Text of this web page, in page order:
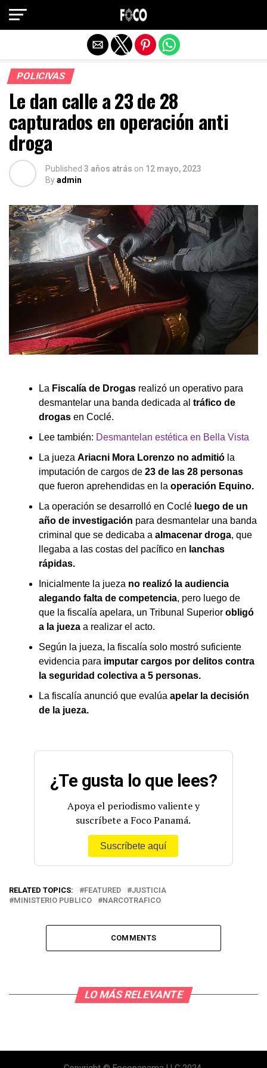
POLICIVAS
Le dan calle a 23 de 28
capturados en operación anti
droga
Published 3 años atrás on 12 mayo, 2023
Byadmin
La Fiscalía de Drogas realizó un operativo para
desmantelar una banda dedicada al tráfico de
drogas en Coclé.
Lee también: Desmantelan estética en Bella Vista
La jueza Ariacni Mora Lorenzo no admitió la
imputación de cargos de 23 de las 28 personas
que fueron aprehendidas en la operación Equino.
La operación se desarrolló en Coclé luego de un
año de investigación para desmantelar una banda
criminal que se dedicaba a almacenar droga, que
llegaba a las costas del pacífico en lanchas
rápidas.
Inicialmente la jueza no realizó la audiencia
alegando falta de competencia, pero luego de
que la fiscalía apelara, un Tribunal Superior obligó
a la jueza a realizar el acto.
Según la jueza, la fiscalía solo mostró suficiente
evidencia para imputar cargos por delitos contra
la seguridad colectiva a 5 personas.
La fiscalía anunció que evalúa apelar la decisión
de la jueza.
¿Te gusta lo que lees?
Apoya el periodismo valiente y
suscríbete a Foco Panamá.
Suscríbete aquí
RELATED TOPICS: FEATURED
JUSTICIA
MINISTERIO PUBLICO
NARCOTRAFICO
COMMENTS
LO MÁS RELEVANTE
Salir de la versión móvil